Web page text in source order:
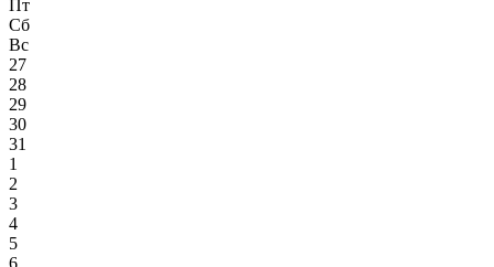
Пт
Сб
Вс
27
28
29
30
31
1
2
3
4
5
6